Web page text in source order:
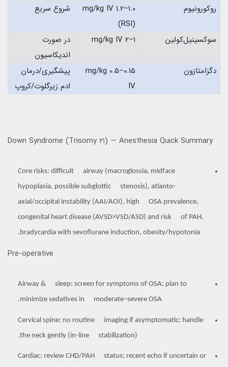
روکورونیوم
1.0–1.2 mg/kg IV
(RSI)
شروع سریع
سوکسینیل‌کولین 1–2 mg/kg IV
در صورت
اندیکاسیون
دگزامتازون
0.15–0.5 mg/kg
IV
پیشگیری/درمان
ادم زیرگلوت/کروپ
Down Syndrome (Trisomy 21) — Anesthesia Quick Summary
Core risks: difficult airway (macroglossia, midface
hypoplasia, possible subglottic stenosis), atlanto-
axial/occipital instability (AAI/AOI), high OSA prevalence,
congenital heart disease (AVSD>VSD/ASD) and risk of PAH,
bradycardia with sevoflurane induction, obesity/hypotonia.
Pre-operative
Airway & sleep: screen for symptoms of OSA; plan to
minimize sedatives in moderate–severe OSA.
Cervical spine: no routine imaging if asymptomatic; handle
the neck gently (in-line stabilization).
Cardiac: review CHD/PAH status; recent echo if uncertain or